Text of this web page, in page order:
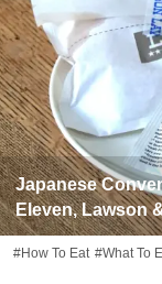
Japanese
Eleven, Lawson
#How To Eat #What To